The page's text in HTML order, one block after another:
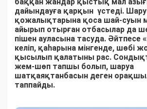
дайындауға қарқын үстеді.
қожалықтарына қоса шай-суын
айырып отырған отбасылар да
пішен ауласына тасуда. Әйтпесе
келіп, қаһарына мінгенде, шөбі
қысылып қалатыны рас.
жем-шөп тапшы болып, шаруа
шатқаяқтанбасын деген
таппайды.